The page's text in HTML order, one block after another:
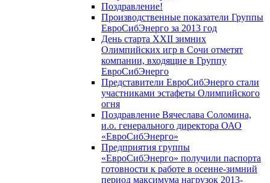
Поздравление!
Производственные показатели Группы
ЕвроСибЭнерго за 2013 год
День старта XXII зимних
Олимпийских игр в Сочи отметят
компании, входящие в Группу
ЕвроСибЭнерго
Представители ЕвроСибЭнерго стали
участниками эстафеты Олимпийского
огня
Поздравление Вячеслава Соломина,
и.о. генерального директора ОАО
«ЕвроСибЭнерго»
Предприятия группы
«ЕвроСибЭнерго» получили паспорта
готовности к работе в осенне-зимний
период максимума нагрузок 2013-